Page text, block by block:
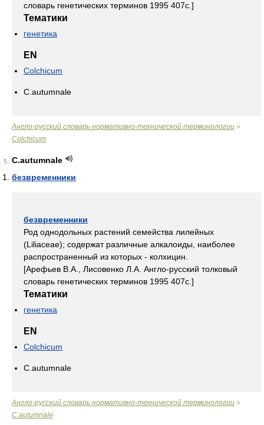
словарь генетических терминов 1995 407с.]
Тематики
генетика
EN
Colchicum
C.autumnale
Англо-русский словарь нормативно-технической терминологии >
Colchicum
5
C.autumnale
безвременники
безвременники
Род однодольных растений семейства лилейных
(Liliaceae); содержат различные алкалоиды, наиболее
распространенный из которых - колхицин.
[Арефьев В.А., Лисовенко Л.А. Англо-русский толковый
словарь генетических терминов 1995 407с.]
Тематики
генетика
EN
Colchicum
C.autumnale
Англо-русский словарь нормативно-технической терминологии >
C.autumnale